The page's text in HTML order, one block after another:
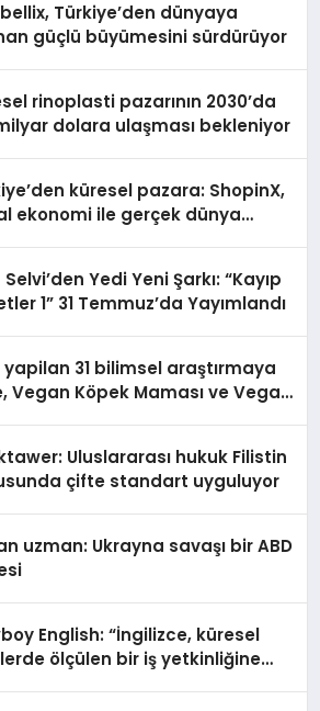
Türkiye’den dünyaya
güçlü büyümesini sürdürüyor
rinoplasti pazarının 2030’da
dolara ulaşması bekleniyor
küresel pazara: ShopinX,
ekonomi ile gerçek dünya
Yedi Yeni Şarkı: “Kayıp
1” 31 Temmuz’da Yayımlandı
yapilan 31 bilimsel araştırmaya
Vegan Köpek Maması ve Vegan
Uluslararası hukuk Filistin
çifte standart uyguluyor
uzman: Ukrayna savaşı bir ABD
English: “İngilizce, küresel
ölçülen bir iş yetkinliğine